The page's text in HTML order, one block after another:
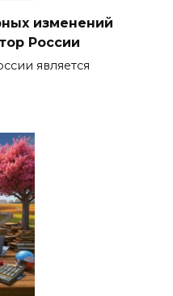
изменений
России
является